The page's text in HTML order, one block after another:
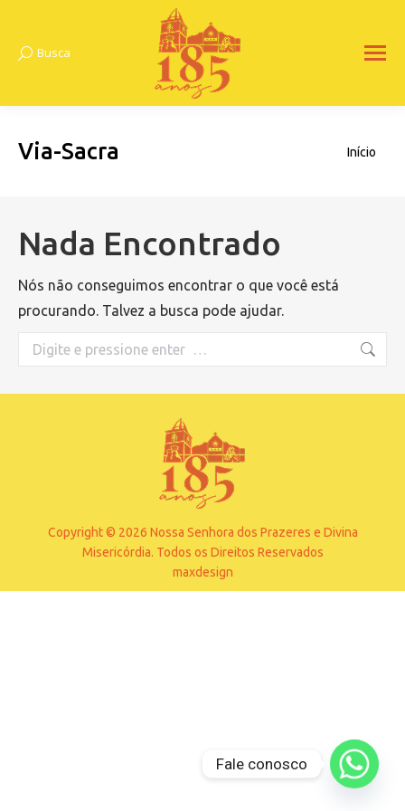
Search:
Busca
Via-Sacra
Você está
Início
Nada Encontrado
Nós não conseguimos encontrar o que você está
procurando. Talvez a busca pode ajudar.
Search:
Copyright © 2026 Nossa Senhora dos Prazeres e Divina
Misericórdia. Todos os Direitos Reservados
maxdesign
Fale conosco